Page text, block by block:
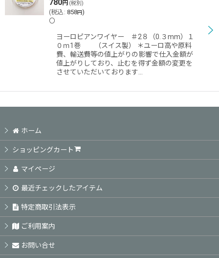
780円 (税別)
(税込 : 858円)
〇
ヨーロピアンワイヤー ＃2８（0.３mm）１
０ｍ1巻 （スイス製） ＊ユーロ高や原料
費、輸送費等の値上がりの影響で仕入金額が
値上がりしており、止むを得ず金額の変更を
させていただいております…
ホーム
ショッピングカート
マイページ
最近チェックしたアイテム
特定商取引法表示
ご利用案内
お問い合せ